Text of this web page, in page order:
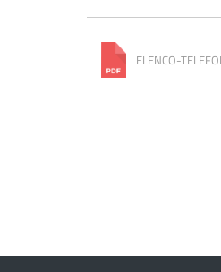
ELENCO-